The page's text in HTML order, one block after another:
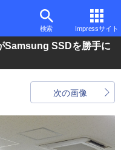
検索 Impressサイト
Samsung SSDを勝手に
次の画像